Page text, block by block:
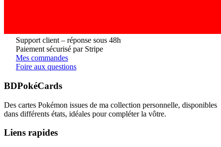
Support client – réponse sous 48h
Paiement sécurisé par Stripe
Mes commandes
Foire aux questions
BDPokéCards
Des cartes Pokémon issues de ma collection personnelle, disponibles
dans différents états, idéales pour compléter la vôtre.
Liens rapides